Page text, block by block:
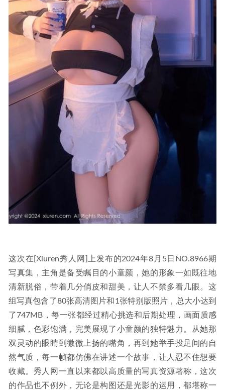
这次在[Xiuren秀人网]上发布的2024年8月5日NO.8966期
写真集，主角是备受瞩目的小童颜，她的形象一如既往地
清新脱俗，带着几分俏皮和甜美，让人不禁多看几眼。这
组写真包含了80张高清图片和1张特别版照片，总大小达到
了747MB，每一张都经过精心挑选和后期处理，画面质感
细腻，色彩饱满，完美展现了小童颜的独特魅力。从她那
双灵动的眼睛到微微上扬的嘴角，再到她举手投足间的自
然气质，每一帧都仿佛在讲述一个故事，让人忍不住想要
收藏。秀人网一直以来都以高质量的写真资源著称，这次
的作品也不例外，无论是构图还是光影的运用，都堪称一